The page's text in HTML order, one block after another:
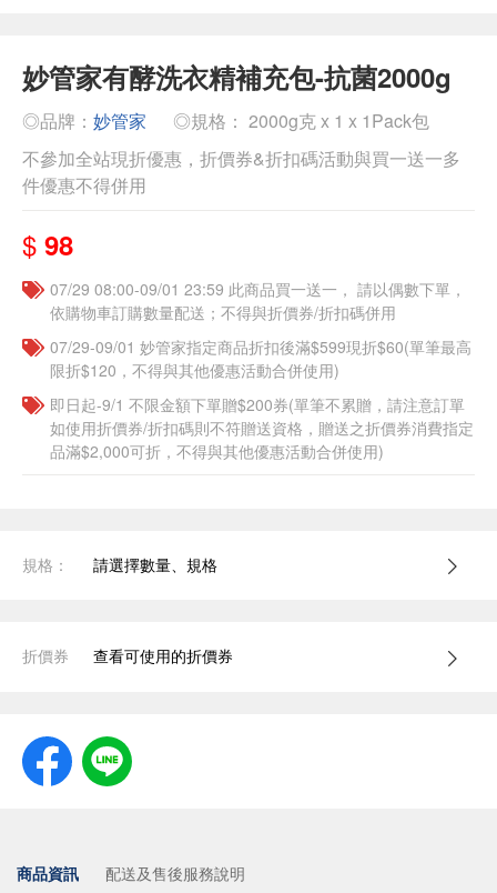
妙管家有酵洗衣精補充包-抗菌2000g
◎品牌： 妙管家
◎規格： 2000g克 x 1 x 1Pack包
不參加全站現折優惠，折價券&折扣碼活動與買一送一多
件優惠不得併用
$ 98
07/29 08:00-09/01 23:59 此商品買一送一， 請以偶數下單，
依購物車訂購數量配送；不得與折價券/折扣碼併用
07/29-09/01 妙管家指定商品折扣後滿$599現折$60(單筆最高
限折$120，不得與其他優惠活動合併使用)
即日起-9/1 不限金額下單贈$200券(單筆不累贈，請注意訂單
如使用折價券/折扣碼則不符贈送資格，贈送之折價券消費指定
品滿$2,000可折，不得與其他優惠活動合併使用)
規格： 請選擇數量、規格
折價券 查看可使用的折價券
商品資訊 配送及售後服務說明